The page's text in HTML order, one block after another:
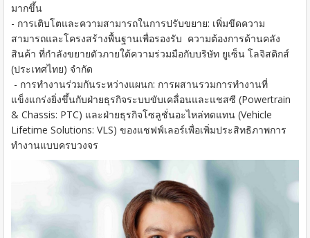
มากขึ้น
- การเติบโตและความสามารถในการปรับขยาย: เพิ่มขีดความ
สามารถและโครงสร้างพื้นฐานเพื่อรองรับ ความต้องการด้านคลัง
สินค้า ที่กำลังขยายตัวภายใต้ความร่วมมือกับบริษัท ยูเซ็น โลจิสติกส์
(ประเทศไทย) จำกัด
- การทำงานร่วมกันระหว่างแผนก: การผสานรวมการทำงานที่
แข็งแกร่งยิ่งขึ้นกับฝ่ายธุรกิจระบบขับเคลื่อนและแชสซี (Powertrain
& Chassis: PTC) และฝ่ายธุรกิจโซลูชั่นอะไหล่ทดแทน (Vehicle
Lifetime Solutions: VLS) ของแชฟฟ์เลอร์เพื่อเพิ่มประสิทธิภาพการ
ทำงานแบบครบวงจร